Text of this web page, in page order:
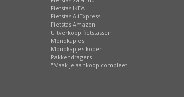
Fietstas IKEA
Fietstas AliExpress
Fietstas Amazon
Uitverkoop fietstassen
Mondkapjes
Mondkapjes kopen
Pakkendragers
"Maak je aankoop compleet"